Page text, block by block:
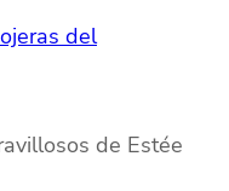
del
de Estée